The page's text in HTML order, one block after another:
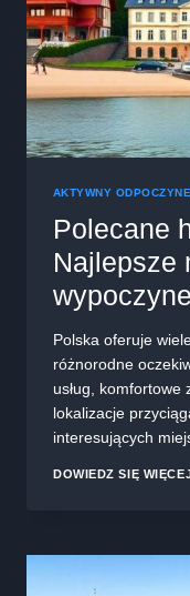
AKTYWNY
Polecane
Najlepsze
Polska oferuje
różnorodne
usług,
lokalizacje
interesujących
DOWIEDZ SIĘ